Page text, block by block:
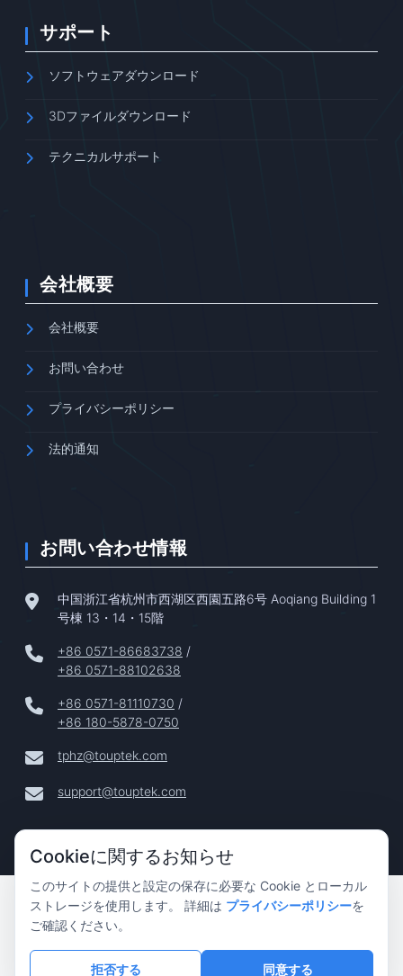
サポート
ソフトウェアダウンロード
3Dファイルダウンロード
テクニカルサポート
会社概要
会社概要
お問い合わせ
プライバシーポリシー
法的通知
お問い合わせ情報
中国浙江省杭州市西湖区西園五路6号 Aoqiang Building 1
号棟 13・14・15階
+86 0571-86683738 /
+86 0571-88102638
+86 0571-81110730 /
+86 180-5878-0750
tphz@touptek.com
support@touptek.com
Copyright © 2024–2026 Hangzhou ToupTek Photonics Co.,
Cookieに関するお知らせ
このサイトの提供と設定の保存に必要な Cookie とローカル
ストレージを使用します。 詳細は プライバシーポリシーを
ご確認ください。
拒否する 同意する